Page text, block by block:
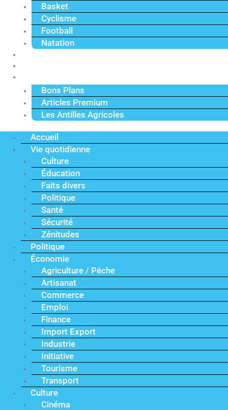
Basket
Cyclisme
Football
Natation
Bons Plans
Articles Premium
Les Antilles Agricoles
Accueil
Vie quotidienne
Culture
Éducation
Faits divers
Politique
Santé
Sécurité
Zénitudes
Politique
Économie
Agriculture / Pêche
Artisanat
Commerce
Emploi
Finance
Import Export
Industrie
Initiative
Tourisme
Transport
Culture
Cinéma